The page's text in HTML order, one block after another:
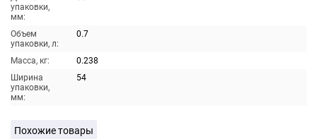
упаковки,
мм:
Объем
упаковки, л:
0.7
Масса, кг:
0.238
Ширина
упаковки,
мм:
54
Похожие товары